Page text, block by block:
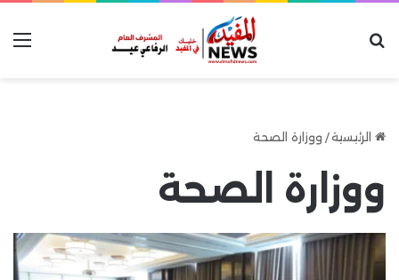
الرئيسية/ ووزارة الصحة
ووزارة الصحة